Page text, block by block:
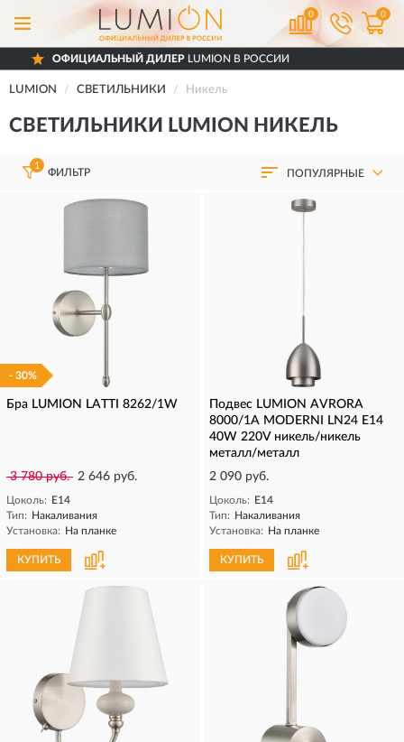
0 0
ДИЛЕРLUMION В РОССИИ
LUMION СВЕТИЛЬНИКИ Никель
СВЕТИЛЬНИКИ LUMION НИКЕЛЬ
1
ФИЛЬТР ПОПУЛЯРНЫЕ
- 30%
Бра LUMION LATTI 8262/1W
3 780 руб. 2 646 руб.
Цоколь: E14
Тип: Накаливания
Установка: На планке
КУПИТЬ
Подвес LUMION AVRORA
8000/1A MODERNI LN24 Е14
40W 220V никель/никель
металл/металл
2 090 руб.
Цоколь: E14
Тип: Накаливания
Установка: На планке
КУПИТЬ